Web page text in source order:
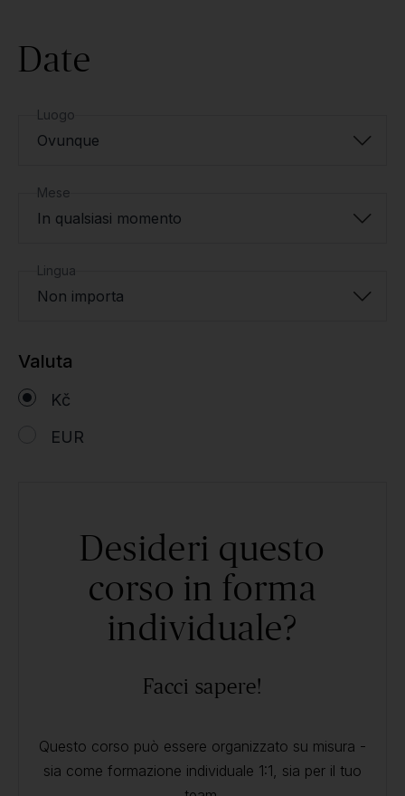
Date
Luogo
Ovunque
Mese
In qualsiasi momento
Lingua
Non importa
Valuta
Kč
EUR
Desideri questo
corso in forma
individuale?
Facci sapere!
Questo corso può essere organizzato su misura -
sia come formazione individuale 1:1, sia per il tuo